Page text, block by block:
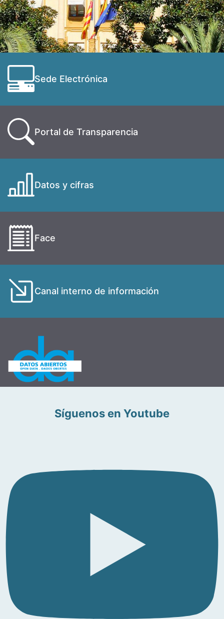
Sede Electrónica
Portal de Transparencia
Datos y cifras
Face
Canal interno de información
Síguenos en Youtube